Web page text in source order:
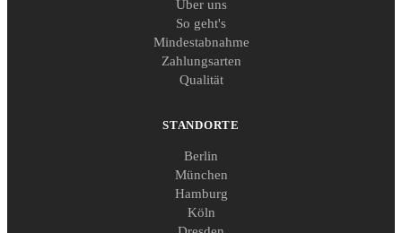
Über uns
So geht's
Mindestabnahme
Zahlungsarten
Qualität
STANDORTE
Berlin
München
Hamburg
Köln